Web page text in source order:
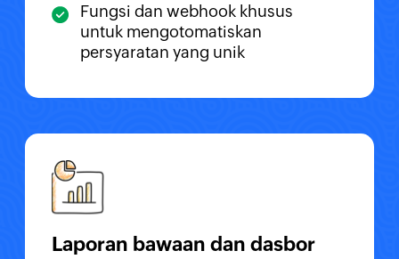
Fungsi dan webhook khusus
untuk mengotomatiskan
persyaratan yang unik
Laporan bawaan dan dasbor